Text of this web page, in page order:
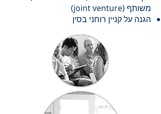
משותף (joint venture)
הגנה על קניין רוחני בסין